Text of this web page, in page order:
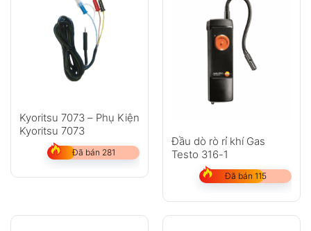
Kyoritsu 7073 – Phụ Kiện
Kyoritsu 7073
Đã bán 281
Đầu dò rò rỉ khí Gas
Testo 316-1
Đã bán 115